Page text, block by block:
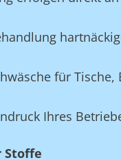
für
Ihres
Stoffe